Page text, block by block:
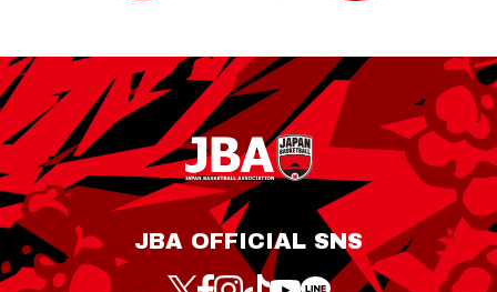
JBA OFFICIAL SNS